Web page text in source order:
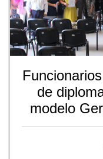
de
modelo